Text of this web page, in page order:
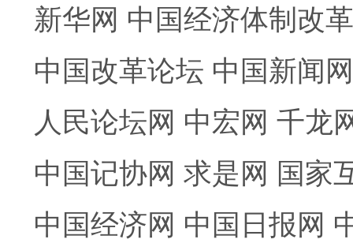
新华网 中国经济体制改
中国改革论坛 中国新闻网
人民论坛网 中宏网 千龙
中国记协网 求是网 国家
中国经济网 中国日报网